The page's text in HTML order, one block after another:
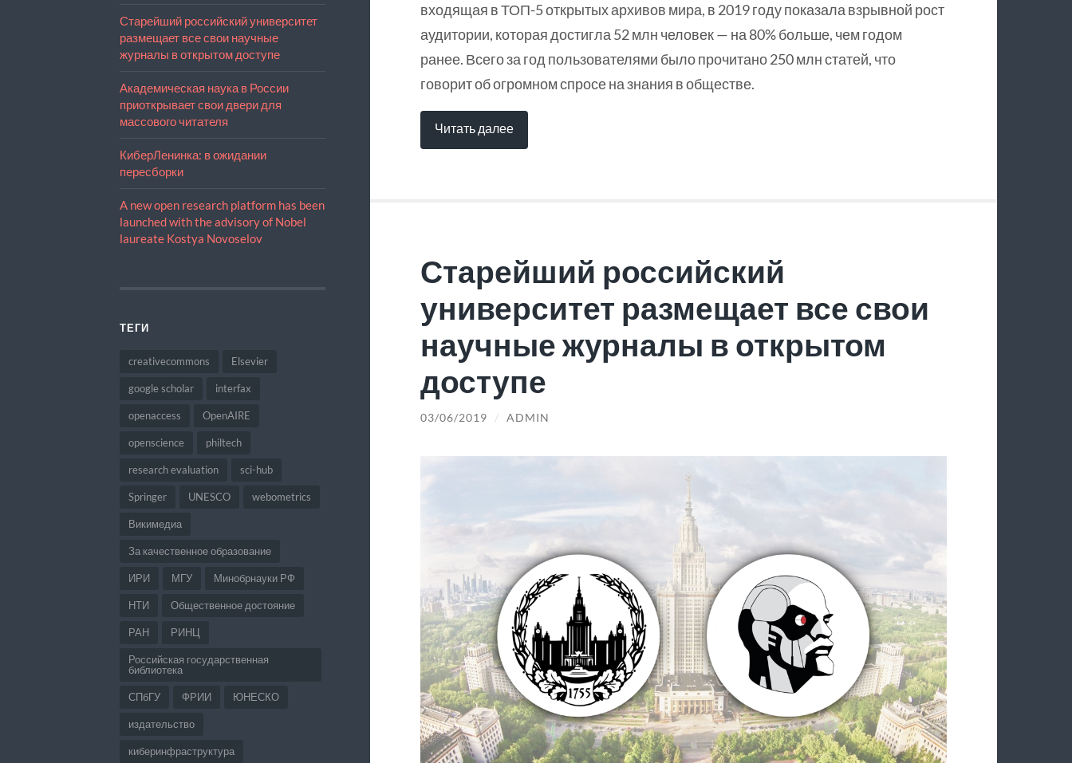
Старейший российский университет
размещает все свои научные
журналы в открытом доступе
Академическая наука в России
приоткрывает свои двери для
массового читателя
КиберЛенинка: в ожидании
пересборки
A new open research platform has been
launched with the advisory of Nobel
laureate Kostya Novoselov
ТЕГИ
creativecommons Elsevier
google scholar interfax
openaccess OpenAIRE
openscience philtech
research evaluation sci-hub
Springer UNESCO webometrics
Викимедиа
За качественное образование
ИРИ МГУ Минобрнауки РФ
НТИ Общественное достояние
РАН РИНЦ
Российская государственная
библиотека
СПбГУ ФРИИ ЮНЕСКО
издательство
киберинфраструктура
входящая в ТОП-5 открытых архивов мира, в 2019 году показала взрывной рост
аудитории, которая достигла 52 млн человек — на 80% больше, чем годом
ранее. Всего за год пользователями было прочитано 250 млн статей, что
говорит об огромном спросе на знания в обществе.
Читать далее
Старейший российский
университет размещает все свои
научные журналы в открытом
доступе
03/06/2019 / ADMIN